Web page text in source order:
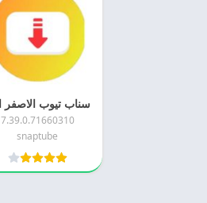
7.39.0.71660310
snaptube